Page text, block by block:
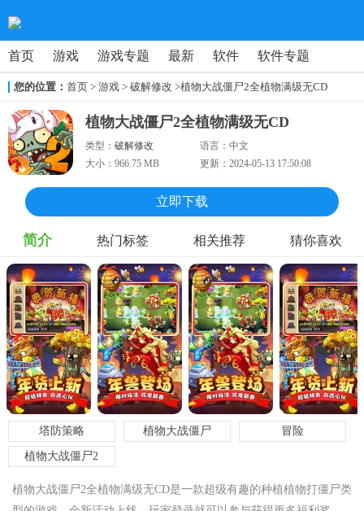
首页 游戏 游戏专题 最新 软件 软件专题
您的位置： 首页 > 游戏 > 破解修改 >植物大战僵尸2全植物满级无CD
植物大战僵尸2全植物满级无CD
类型： 破解修改 语言：中文
大小： 966.75 MB 更新：2024-05-13 17:50:08
立即下载
简介 热门标签 相关推荐 猜你喜欢
塔防策略 植物大战僵尸 冒险
植物大战僵尸2
植物大战僵尸2全植物满级无CD是一款超级有趣的种植植物打僵尸类